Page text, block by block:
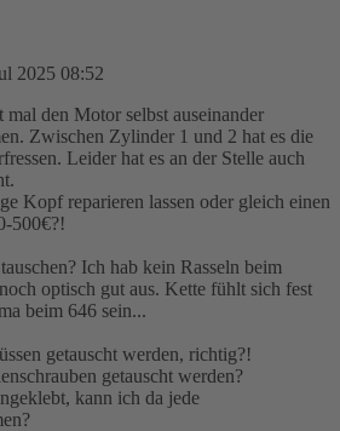
2025 08:52
mal den Motor selbst auseinander
Zwischen Zylinder 1 und 2 hat es die
Leider hat es an der Stelle auch
Kopf reparieren lassen oder gleich einen
500€?!
Ich hab kein Rasseln beim
optisch gut aus. Kette fühlt sich fest
beim 646 sein...
getauscht werden, richtig?!
getauscht werden?
kann ich da jede